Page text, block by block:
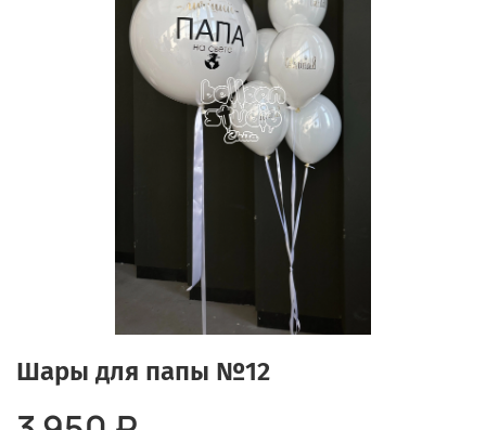
Шары для папы №12